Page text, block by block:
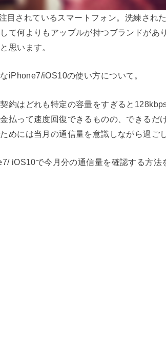
目されているスマートフォン。洗練され
て何よりもアップルが持つブランドがあ
思います。
iPhone7/iOS10の使い方について。
約はどれも特定の容量をすぎると
払って速度回復できるものの、できるだ
めには当月の通信量を意識しながら過ご
iOS10で今月分の通信量を確認する方法